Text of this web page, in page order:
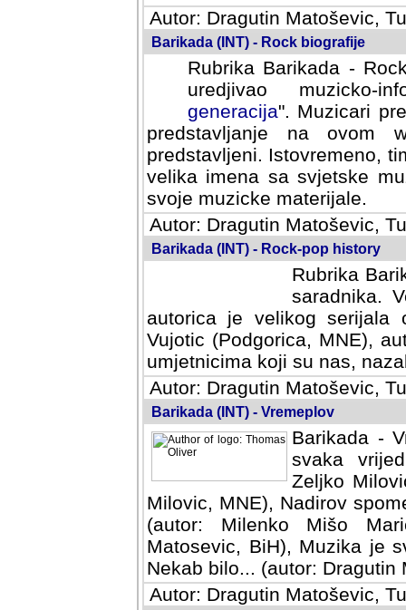
Autor: Dragutin Matoševic,
Barikada (INT) - Rock biografije
Rubrika Barikada -
uredjivao muzicko-
Muzicari predstavljeni u
na ovom web portalu
Istovremeno, tim nacinom
sa svjetske muzicke scene
materijale.
Autor: Dragutin Matoševic,
Barikada (INT) - Rock-pop history
Rubrika
saradnika.
autorica je velikog serijala
Vujotic (Podgorica, MNE),
umjetnicima koji su nas,
Autor: Dragutin Matoševic,
Barikada (INT) - Vremeplov
Barikada -
svaka
Milovic,
MNE), Nadirov spomenar
Milenko Mišo Maric, UK),
Muzika je svirala (autor:
(autor: Dragutin Matosevic,
Autor: Dragutin Matoševic,